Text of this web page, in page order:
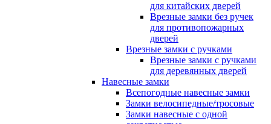
для китайских дверей
Врезные замки без ручек
для противопожарных
дверей
Врезные замки с ручками
Врезные замки с ручками
для деревянных дверей
Навесные замки
Всепогодные навесные замки
Замки велосипедные/тросовые
Замки навесные с одной